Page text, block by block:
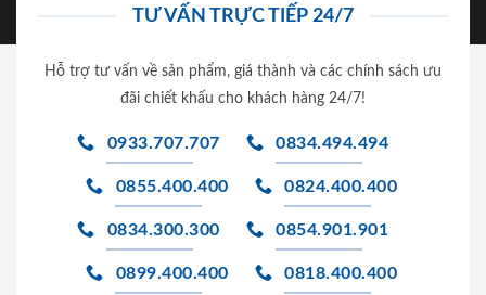
TƯ VẤN TRỰC TIẾP 24/7
Hỗ trợ tư vấn về sản phẩm, giá thành và các chính sách ưu
đãi chiết khấu cho khách hàng 24/7!
0933.707.707 0834.494.494
0855.400.400 0824.400.400
0834.300.300 0854.901.901
0899.400.400 0818.400.400